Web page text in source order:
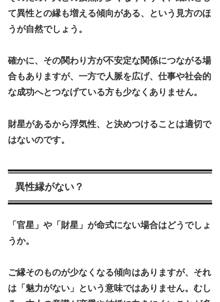
て異性との縁も増える傾向がある、という見方のほ
うが自然でしょう。
確かに、その関わり方が不安定な関係につながる場
合もありますが、一方で人脈を広げ、仕事や社会的
な成功へとつなげている方も少なくありません。
財星があるから浮気性、と決めつけることは適切で
はないのです。
異性縁がない？
「官星」や「財星」が命式にない場合はどうでしょ
うか。
ご縁そのものが少なくなる傾向はありますが、それ
は「魅力がない」という意味ではありません。むし